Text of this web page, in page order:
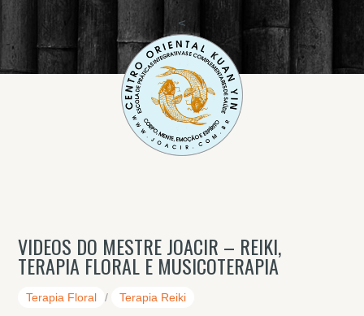
<
VIDEOS DO MESTRE JOACIR – REIKI,
TERAPIA FLORAL E MUSICOTERAPIA
Terapia Floral / Terapia Reiki